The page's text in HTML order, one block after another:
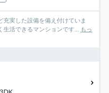
実した設備を備え付けていま
活できるマンションです...
もっ